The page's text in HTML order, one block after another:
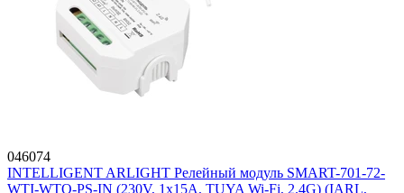
046074
INTELLIGENT ARLIGHT Релейный модуль SMART-701-72-
WTI-WTO-PS-IN (230V, 1x15A, TUYA Wi-Fi, 2.4G) (IARL,